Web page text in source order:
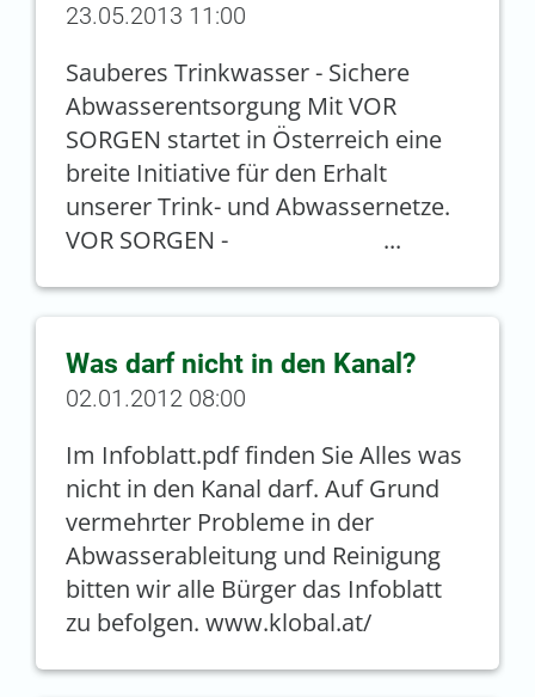
23.05.2013 11:00
Sauberes Trinkwasser - Sichere
Abwasserentsorgung Mit VOR
SORGEN startet in Österreich eine
breite Initiative für den Erhalt
unserer Trink- und Abwassernetze.
VOR SORGEN - ...
Was darf nicht in den Kanal?
02.01.2012 08:00
Im Infoblatt.pdf finden Sie Alles was
nicht in den Kanal darf. Auf Grund
vermehrter Probleme in der
Abwasserableitung und Reinigung
bitten wir alle Bürger das Infoblatt
zu befolgen. www.klobal.at/